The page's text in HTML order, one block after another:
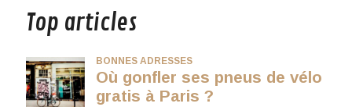
Top articles